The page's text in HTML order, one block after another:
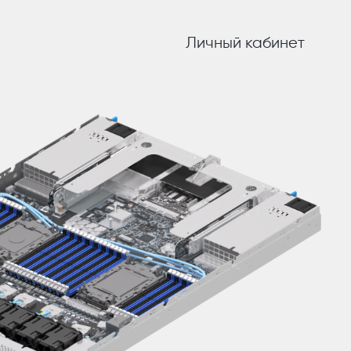
Личный кабинет